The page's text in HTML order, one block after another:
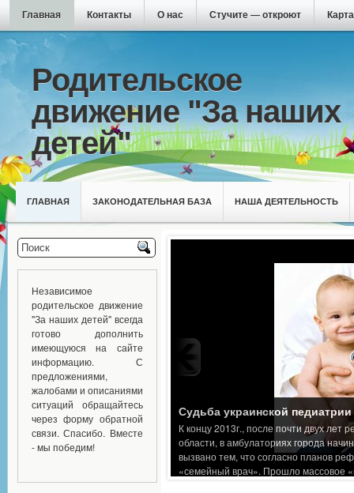
Главная Контакты О нас Стучите — откроют
Родительское
движение "За наших
детей"
ГЛАВНАЯ ЗАКОНОДАТЕЛЬНАЯ БАЗА НАША ДЕЯТЕЛЬНОСТЬ
Независимое
родительское движение
"За наших детей" всегда
готово дополнить
имеющуюся на сайте
информацию. С
предложениями,
жалобами и описаниями
ситуаций обращайтесь
через форму обратной
связи. Спасибо. Вместе
- мы победим!